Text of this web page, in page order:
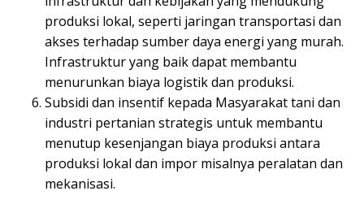
produksi lokal, seperti jaringan transportasi dan
akses terhadap sumber daya energi yang murah.
Infrastruktur yang baik dapat membantu
menurunkan biaya logistik dan produksi.
Subsidi dan insentif kepada Masyarakat tani dan
industri pertanian strategis untuk membantu
menutup kesenjangan biaya produksi antara
produksi lokal dan impor misalnya peralatan dan
mekanisasi.